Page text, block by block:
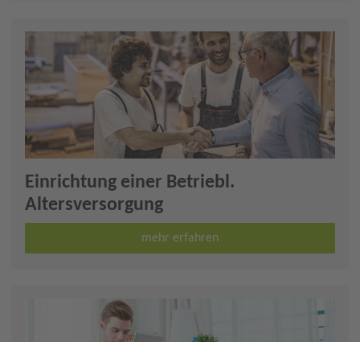
Einrichtung einer Betriebl.
Altersversorgung
mehr erfahren